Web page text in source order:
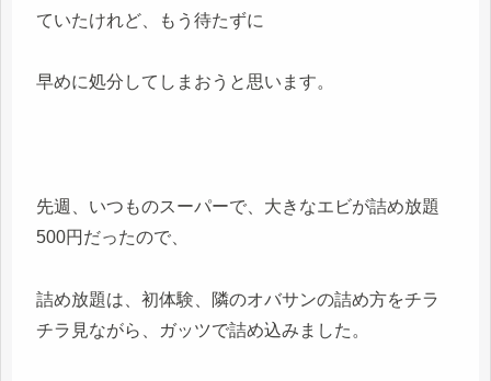
ていたけれど、もう待たずに
早めに処分してしまおうと思います。
先週、いつものスーパーで、大きなエビが詰め放題
500円だったので、
詰め放題は、初体験、隣のオバサンの詰め方をチラ
チラ見ながら、ガッツで詰め込みました。